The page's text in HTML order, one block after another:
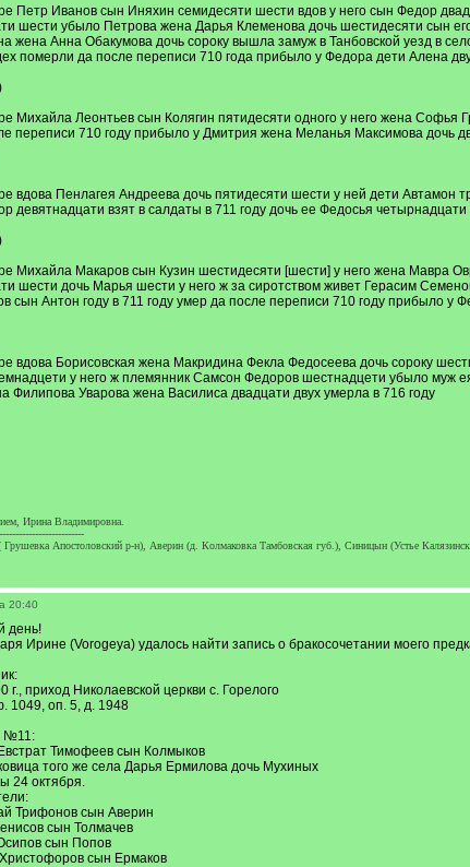
Петр Иванов сын Иняхин семидесяти шести вдов у него сын Федор
шести убыло Петрова жена Дарья Клеменова дочь шестидесяти сын
жена Анна Обакумова дочь сороку вышла замуж в Танбовской уезд в
померли да после переписи 710 года прибыло у Федора дети Алена
Михайла Леонтьев сын Колягин пятидесяти одного у него жена Софья
переписи 710 году прибыло у Дмитрия жена Меланья Максимова дочь
вдова Пенлагея Андреева дочь пятидесяти шести у ней дети
девятнадцати взят в салдаты в 711 году дочь ее Федосья
Михайла Макаров сын Кузин шестидесяти [шести] у него жена Мавра
шести дочь Марья шести у него ж за сиротством живет Герасим
сын Антон году в 711 году умер да после переписи 710 году прибыло у
вдова Борисовская жена Макридина Фекла Федосеева дочь сороку
у него ж племянник Самсон Федоров шестнадцети убыло муж
Филипова Уварова жена Василиса двадцати двух умерла в 716 году
Ирина Владимировна.
Грушевка Апостоловский р-н), Аверин (д. Колмаковка Тамбовская губ.), Синицын (Устье
20:40
день!
Ирине (Vorogeya) удалось найти запись о бракосочетании моего
г., приход Николаевской церкви с. Горелого
1049, оп. 5, д. 1948
№11:
Тимофеев сын Колмыков
того же села Дарья Ермилова дочь Мухиных
24 октября.
Трифонов сын Аверин
сын Толмачев
сын Попов
сын Ермаков